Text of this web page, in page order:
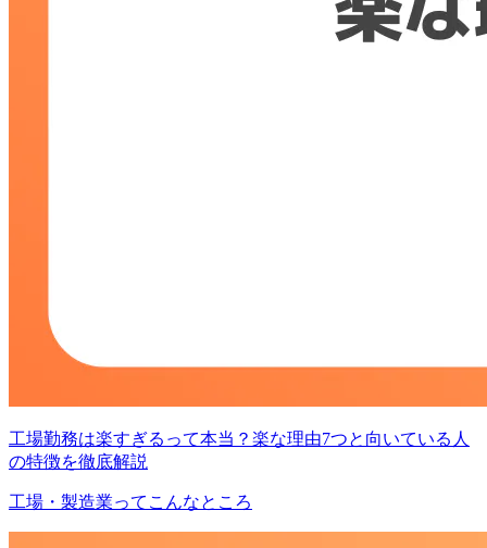
工場勤務は楽すぎるって本当？楽な理由7つと向いている人
の特徴を徹底解説
工場・製造業ってこんなところ